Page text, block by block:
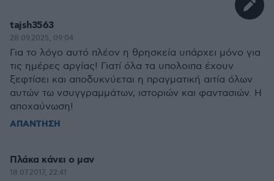
tajsh3563
28.09.2025, 09:04
Για το λόγο αυτό πλέον η θρησκεία υπάρχει μόνο για
τις ημέρες αργίας! Γιατί όλα τα υπολοιπα έχουν
ξεφτίσει και αποδυκνύεται η πραγματική αιτία όλων
αυτών τω νσυγγραμμάτων, ιστοριών και φαντασιών. Η
αποχαύνωση!
ΑΠΑΝΤΗΣΗ
Πλάκα κάνει ο μαν
18.07.2017, 22:41